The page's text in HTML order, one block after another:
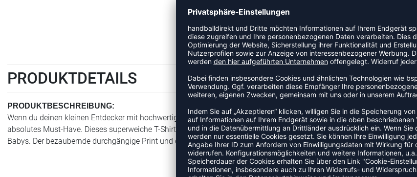
PRODUKTDETAILS
PRODUKTBESCHREIBUNG:
Wenn du deinen kleinen Entdecker mit hochwertigen Basics eindecken möchtest, ist das HMLGLAD T-SHIRT S/S ein
absolutes Must-Have. Dieses superweiche T-Shirt aus einem Baumwollgemisch von hummel® ist sanft zur Haut deines
Babys. Der bezaubernde durchgängige Print und das aufgedruckte Logo verleihen jedem Look etwas Witziges.